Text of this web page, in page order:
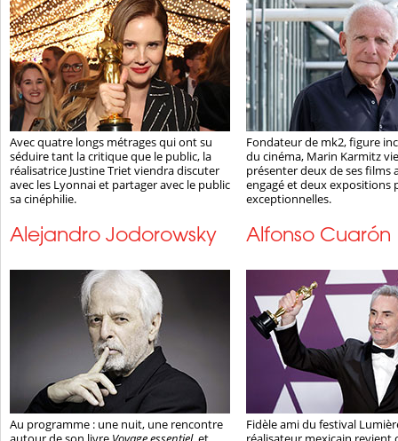
Avec quatre longs métrages qui ont su
séduire tant la critique que le public, la
réalisatrice Justine Triet viendra discuter
avec les Lyonnai et partager avec le public
sa cinéphilie.
Fondateur de mk2, figure
du cinéma, Marin Karmitz
présenter deux de ses films
engagé et deux expositions
exceptionnelles.
Alejandro Jodorowsky
Au programme : une nuit, une rencontre
Alfonso Cuarón
Fidèle ami du festival